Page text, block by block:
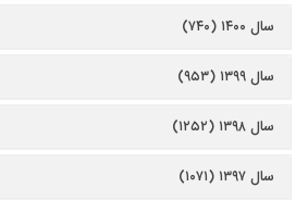
سال ۱۴۰۰ (۷۴۰)
سال ۱۳۹۹ (۹۵۳)
سال ۱۳۹۸ (۱۲۵۲)
سال ۱۳۹۷ (۱۰۷۱)